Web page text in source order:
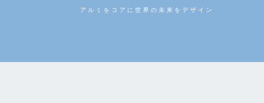
アルミをコアに 世界の未来をデザイン